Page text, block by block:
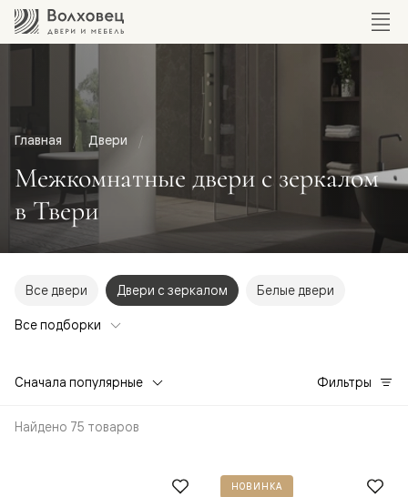
Главная Двери
Межкомнатные двери с зеркалом
в Твери
Все двери Двери с зеркалом Белые двери
Все подборки
Сначала популярные Фильтры
Найдено 75 товаров
НОВИНКА